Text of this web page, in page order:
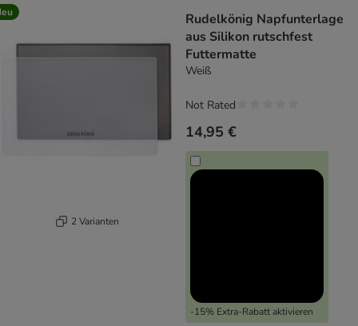
2 Varianten
Rudelkönig Napfunterlage
aus Silikon rutschfest
Futtermatte
Weiß
14,95 €
-15% Extra-Rabatt aktivieren
Not Rated